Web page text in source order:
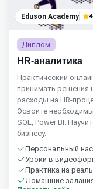
Eduson Academy
Диплом
HR-аналитика
Практический
принимать решения
расходы на HR-
Освоите
SQL, Power BI.
бизнесу.
Персональный
Уроки в
Практика на
Домашние